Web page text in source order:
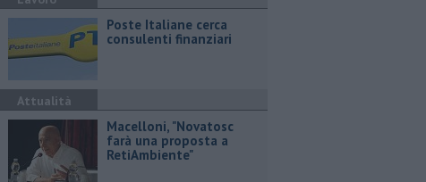
Poste Italiane cerca
consulenti finanziari
Attualità
Macelloni, "Novatosc
farà una proposta a
RetiAmbiente"